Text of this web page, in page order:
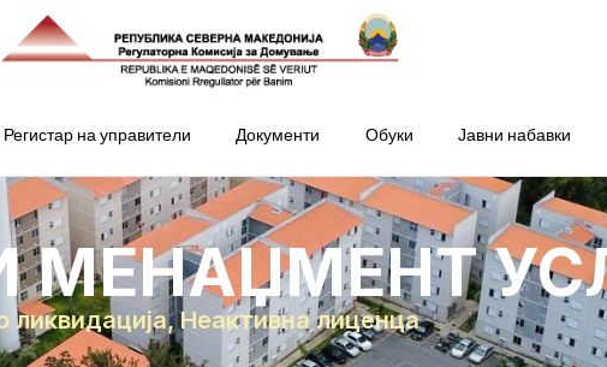
Регистар на управители Документи Обуки Јавни набавки
МЕНАЏМЕНТ
ликвидација,Неактивна лиценца